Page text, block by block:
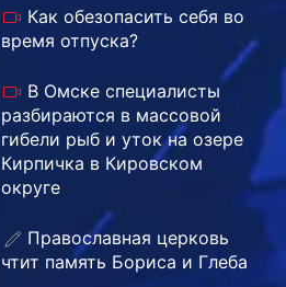
Как обезопасить себя во
время отпуска?
В Омске специалисты
разбираются в массовой
гибели рыб и уток на озере
Кирпичка в Кировском
округе
Православная церковь
чтит память Бориса и Глеба